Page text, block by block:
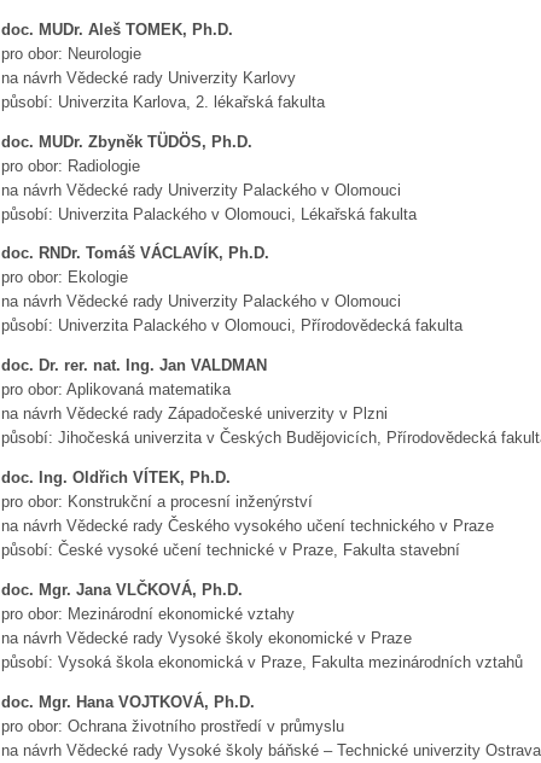
doc. MUDr. Aleš TOMEK, Ph.D.
pro obor: Neurologie
na návrh Vědecké rady Univerzity Karlovy
působí: Univerzita Karlova, 2. lékařská fakulta
doc. MUDr. Zbyněk TÜDÖS, Ph.D.
pro obor: Radiologie
na návrh Vědecké rady Univerzity Palackého v Olomouci
působí: Univerzita Palackého v Olomouci, Lékařská fakulta
doc. RNDr. Tomáš VÁCLAVÍK, Ph.D.
pro obor: Ekologie
na návrh Vědecké rady Univerzity Palackého v Olomouci
působí: Univerzita Palackého v Olomouci, Přírodovědecká fakulta
doc. Dr. rer. nat. Ing. Jan VALDMAN
pro obor: Aplikovaná matematika
na návrh Vědecké rady Západočeské univerzity v Plzni
působí: Jihočeská univerzita v Českých Budějovicích, Přírodovědecká
doc. Ing. Oldřich VÍTEK, Ph.D.
pro obor: Konstrukční a procesní inženýrství
na návrh Vědecké rady Českého vysokého učení technického v Praze
působí: České vysoké učení technické v Praze, Fakulta stavební
doc. Mgr. Jana VLČKOVÁ, Ph.D.
pro obor: Mezinárodní ekonomické vztahy
na návrh Vědecké rady Vysoké školy ekonomické v Praze
působí: Vysoká škola ekonomická v Praze, Fakulta mezinárodních vztahů
doc. Mgr. Hana VOJTKOVÁ, Ph.D.
pro obor: Ochrana životního prostředí v průmyslu
na návrh Vědecké rady Vysoké školy báňské – Technické univerzity Ostrava